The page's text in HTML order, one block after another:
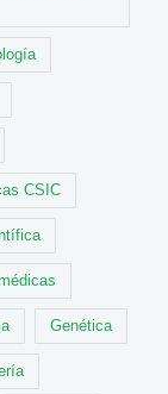
CSIC
Genética